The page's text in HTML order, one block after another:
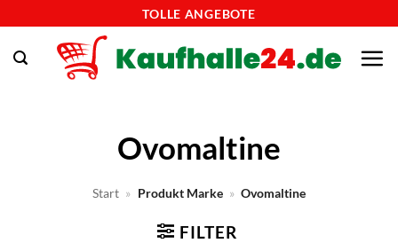
springen
TOLLE ANGEBOTE
Ovomaltine
Start » Produkt Marke » Ovomaltine
FILTER